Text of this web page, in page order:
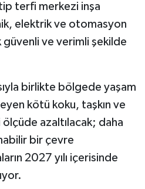
terfi merkezi inşa
elektrik ve otomasyon
ve verimli şekilde
birlikte bölgede yaşam
kötü koku, taşkın ve
azaltılacak; daha
bir çevre
2027 yılı içerisinde